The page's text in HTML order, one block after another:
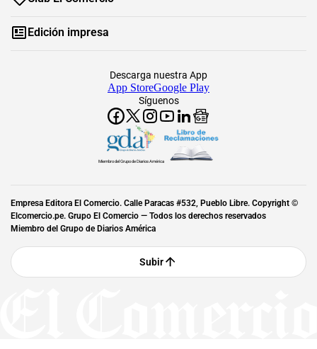
Edición impresa
Síguenos
Descarga nuestra App
App StoreGoogle Play
Miembro del Grupo de Diarios América
Empresa Editora El Comercio. Calle Paracas #532, Pueblo Libre. Copyright ©
Elcomercio.pe. Grupo El Comercio — Todos los derechos reservados
Miembro del Grupo de Diarios América
Subir